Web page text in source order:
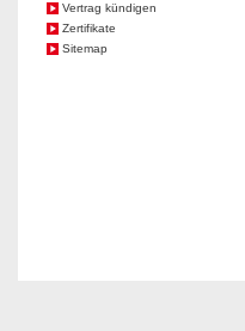
Vertrag kündigen
Zertifikate
Sitemap